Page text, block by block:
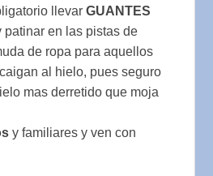
llevarGUANTES
patinar en las pistas de
de ropa para aquellos
al hielo, pues seguro
mas derretido que moja
y familiares y ven con